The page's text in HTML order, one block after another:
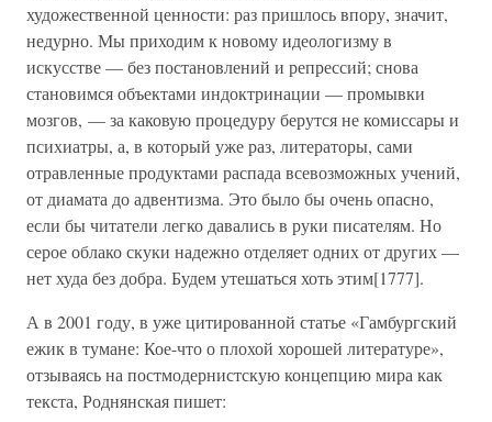
художественной ценности: раз пришлось впору, значит,
недурно. Мы приходим к новому идеологизму в
искусстве — без постановлений и репрессий; снова
становимся объектами индоктринации — промывки
мозгов, — за каковую процедуру берутся не комиссары и
психиатры, а, в который уже раз, литераторы, сами
отравленные продуктами распада всевозможных учений,
от диамата до адвентизма. Это было бы очень опасно,
если бы читатели легко давались в руки писателям. Но
серое облако скуки надежно отделяет одних от других —
нет худа без добра. Будем утешаться хоть этим[1777].
А в 2001 году, в уже цитированной статье «Гамбургский
ежик в тумане: Кое-что о плохой хорошей литературе»,
отзываясь на постмодернистскую концепцию мира как
текста, Роднянская пишет: